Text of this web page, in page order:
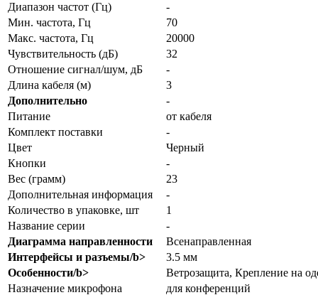
Диапазон частот (Гц)
-
Мин. частота, Гц
70
Макс. частота, Гц
20000
Чувствительность (дБ)
32
Отношение сигнал/шум, дБ
-
Длина кабеля (м)
3
Дополнительно
-
Питание
от кабеля
Комплект поставки
-
Цвет
Черный
Кнопки
-
Вес (грамм)
23
Дополнительная информация
-
Количество в упаковке, шт
1
Название серии
-
Диаграмма направленности
Всенаправленная
Интерфейсы и разъемы/b>
3.5 мм
Особенности/b>
Ветрозащита, Крепление на
Назначение микрофона
для конференций